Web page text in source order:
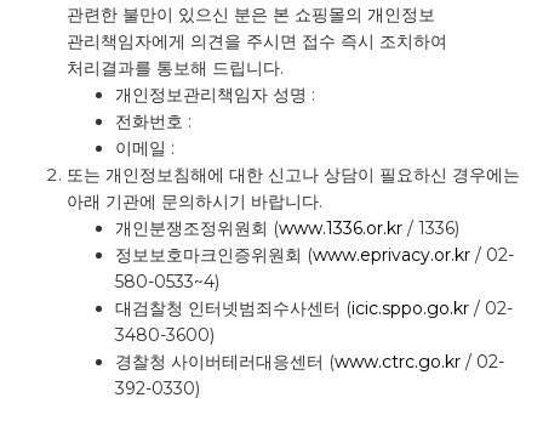
관련한 불만이 있으신 분은 본 쇼핑몰의 개인정보
관리책임자에게 의견을 주시면 접수 즉시 조치하여
처리결과를 통보해 드립니다.
개인정보관리책임자 성명 :
전화번호 :
이메일 :
또는 개인정보침해에 대한 신고나 상담이 필요하신 경우에는
아래 기관에 문의하시기 바랍니다.
개인분쟁조정위원회 (www.1336.or.kr / 1336)
정보보호마크인증위원회 (www.eprivacy.or.kr / 02-
580-0533~4)
대검찰청 인터넷범죄수사센터 (icic.sppo.go.kr / 02-
3480-3600)
경찰청 사이버테러대응센터 (www.ctrc.go.kr / 02-
392-0330)